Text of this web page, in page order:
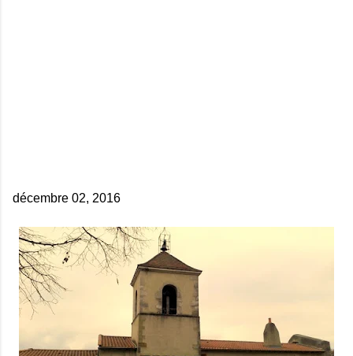
décembre 02, 2016